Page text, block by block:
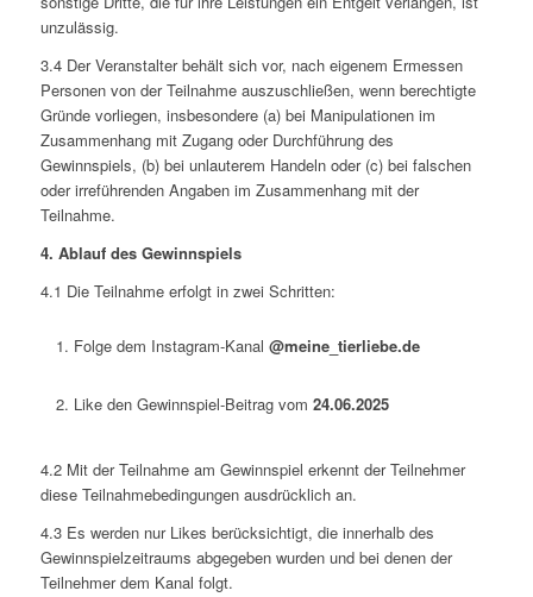
unzulässig.
3.4 Der Veranstalter behält sich vor, nach eigenem Ermessen
Personen von der Teilnahme auszuschließen, wenn berechtigte
Gründe vorliegen, insbesondere (a) bei Manipulationen im
Zusammenhang mit Zugang oder Durchführung des
Gewinnspiels, (b) bei unlauterem Handeln oder (c) bei falschen
oder irreführenden Angaben im Zusammenhang mit der
Teilnahme.
4. Ablauf des Gewinnspiels
4.1 Die Teilnahme erfolgt in zwei Schritten:
Folge dem Instagram-Kanal @meine_tierliebe.de
Like den Gewinnspiel-Beitrag vom 24.06.2025
4.2 Mit der Teilnahme am Gewinnspiel erkennt der Teilnehmer
diese Teilnahmebedingungen ausdrücklich an.
4.3 Es werden nur Likes berücksichtigt, die innerhalb des
Gewinnspielzeitraums abgegeben wurden und bei denen der
Teilnehmer dem Kanal folgt.